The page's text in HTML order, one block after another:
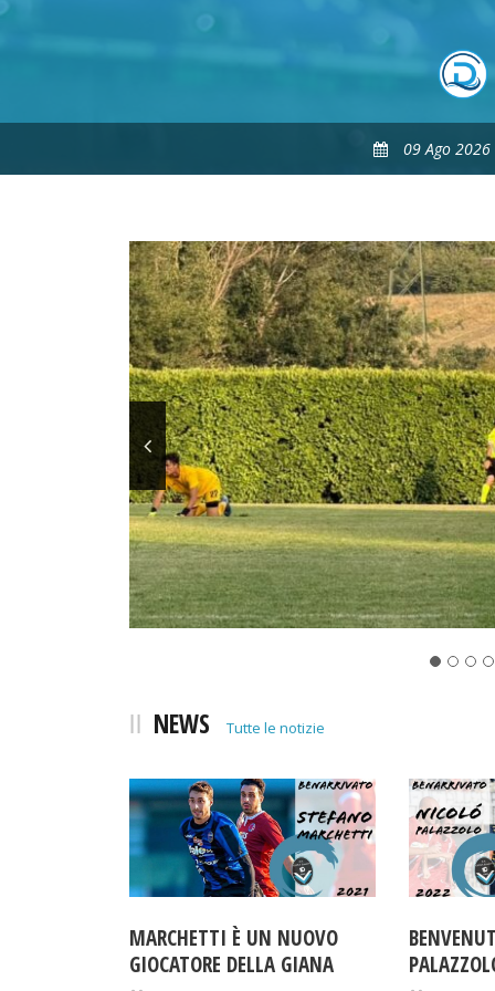
09 Ago
NEWS Tutte le notizie
MARCHETTI È UN NUOVO
GIOCATORE DELLA GIANA